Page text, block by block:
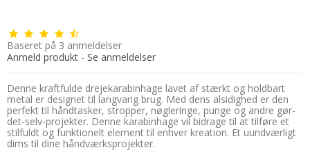
Baseret på 3 anmeldelser
Anmeld produkt - Se anmeldelser
Denne kraftfulde drejekarabinhage lavet af stærkt og holdbart
metal er designet til langvarig brug. Med dens alsidighed er den
perfekt til håndtasker, stropper, nøgleringe, punge og andre gør-
det-selv-projekter. Denne karabinhage vil bidrage til at tilføre et
stilfuldt og funktionelt element til enhver kreation. Et uundværligt
dims til dine håndværksprojekter.